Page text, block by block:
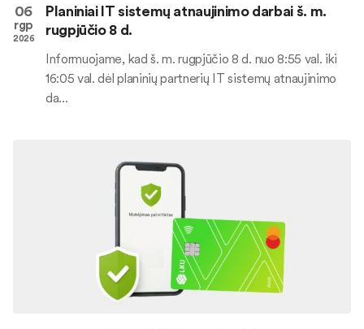
06
rgp
2026
Planiniai IT sistemų atnaujinimo darbai š. m.
rugpjūčio 8 d.
Informuojame, kad š. m. rugpjūčio 8 d. nuo 8:55 val. iki
16:05 val. dėl planinių partnerių IT sistemų atnaujinimo
da...